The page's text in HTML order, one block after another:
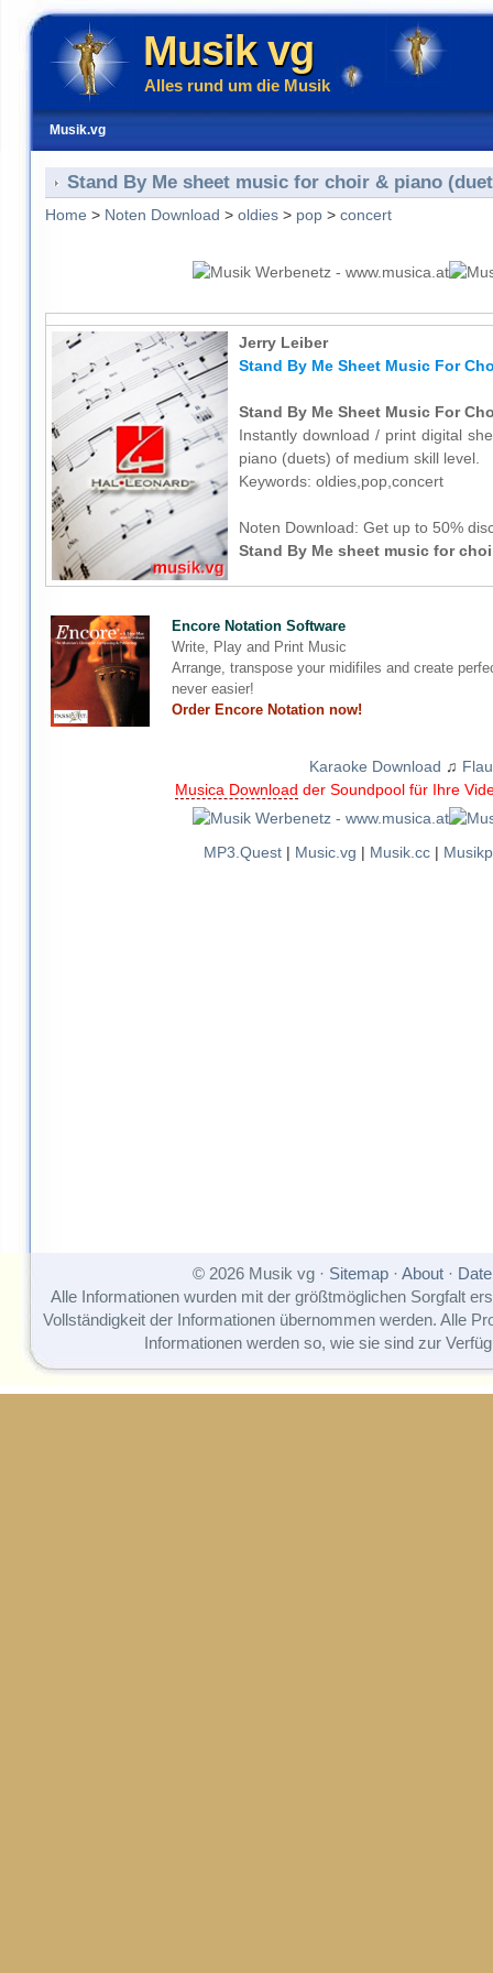
Musik vg
Alles rund um die Musik
Musik.vg
Stand By Me sheet music for choir & piano
Home > Noten Download > oldies> pop> concert
Jerry Leiber
Stand By Me Sheet Music For
Stand By Me Sheet Music For
Instantly download / print digital
piano (duets) of medium skill level.
Keywords: oldies,pop,concert
Noten Download: Get up to 50%
Stand By Me sheet music for
Encore Notation Software
Write, Play and Print Music
Arrange, transpose your midifiles and create
never easier!
Order Encore Notation now!
Karaoke Download ♫
Musica Download der Soundpool für Ihre
MP3.Quest| Music.vg | Musik.cc|
© 2026 Musik vg · Sitemap· About·
Alle Informationen wurden mit der größtmöglichen Sorgfalt
Vollständigkeit der Informationen übernommen werden. Alle
Informationen werden so, wie sie sind zur